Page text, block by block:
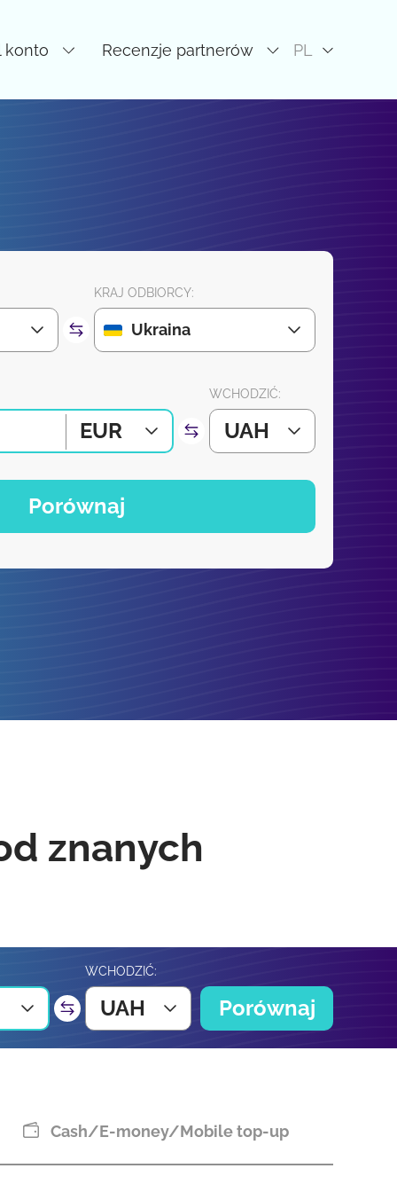
konto Recenzje partnerów PL
KRAJ ODBIORCY:
Ukraina
EUR
WCHODZIĆ:
UAH
Porównaj
znanych
WCHODZIĆ:
UAH Porównaj
Cash/E-money/Mobile top-up